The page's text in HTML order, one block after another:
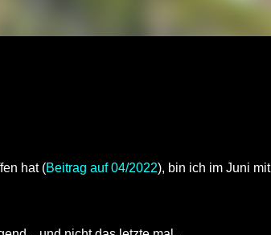
hat (Beitrag auf 04/2022), bin ich im Juni mit